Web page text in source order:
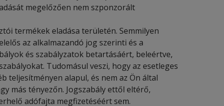
megelőzően nem szponzorált
termékek eladása területén. Semmilyen
az alkalmazandó jog szerinti és a
és szabályzatok betartásáért, beleértve,
Tudomásul veszi, hogy az esetleges
teljesítményen alapul, és nem az Ön által
más tényezőn. Jogszabály ettől eltérő,
adófajta megfizetéséért sem.